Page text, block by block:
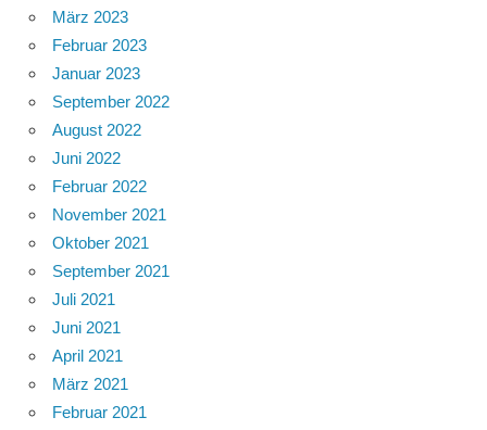
März 2023
Februar 2023
Januar 2023
September 2022
August 2022
Juni 2022
Februar 2022
November 2021
Oktober 2021
September 2021
Juli 2021
Juni 2021
April 2021
März 2021
Februar 2021